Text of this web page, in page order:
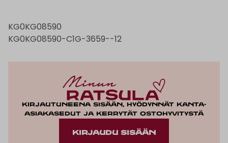
KG0KG08590
KG0KG08590-C1G-3659--12
Kirjautuneena sisään, hyödynnät kanta-
asiakasedut ja kerrytät ostohyvitystä
KIRJAUDU SISÄÄN